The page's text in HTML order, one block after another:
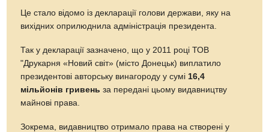
Це стало відомо із декларації голови держави, яку на
вихідних оприлюднила адміністрація президента.
Так у декларації зазначено, що у 2011 році ТОВ
"Друкарня «Новий світ» (місто Донецьк) виплатило
президентові авторську винагороду у сумі 16,4
мільйонів гривень за передані цьому видавництву
майнові права.
Зокрема, видавництво отримало права на створені у